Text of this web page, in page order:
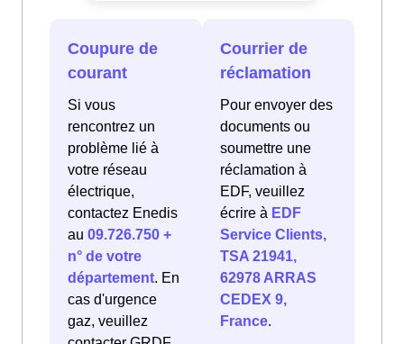
Coupure de
courant
Si vous
rencontrez un
problème lié à
votre réseau
électrique,
contactez Enedis
au 09.726.750 +
n° de votre
département. En
cas d'urgence
gaz, veuillez
Courrier de
réclamation
Pour envoyer des
documents ou
soumettre une
réclamation à
EDF, veuillez
écrire à EDF
Service Clients,
TSA 21941,
62978 ARRAS
CEDEX 9,
France.